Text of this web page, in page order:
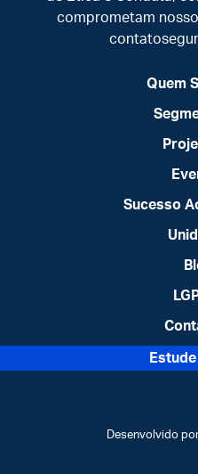
comprometam
Quem
Sucesso
Desenvolvido